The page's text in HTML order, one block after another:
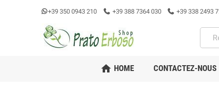
+39 350 0943 210 +39 388 7364 030 +39 338 2493
home HOME CONTACTEZ-NOUS